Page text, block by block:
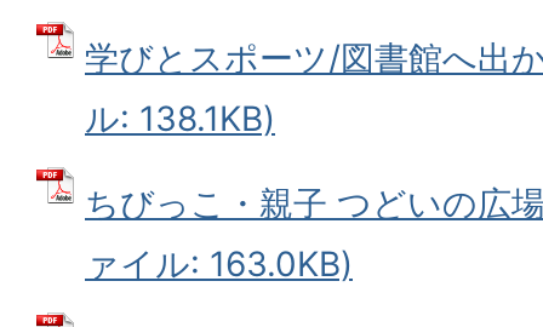
学びとスポーツ/図書館へ出
ル: 138.1KB)
ちびっこ・親子 つどいの広
ァイル: 163.0KB)